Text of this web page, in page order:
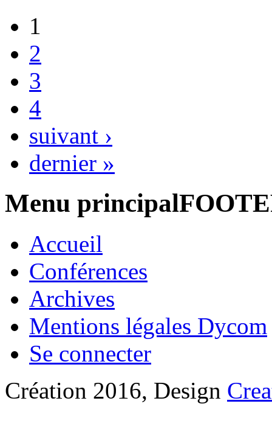
1
2
3
4
suivant ›
dernier »
Menu
Accueil
Conférences
Archives
Mentions légales Dycom
Se connecter
Création 2016, Design